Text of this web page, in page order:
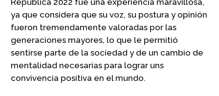
ya que considera que su voz, su postura y opinión
fueron tremendamente valoradas por las
generaciones mayores, lo que le permitió
sentirse parte de la sociedad y de un cambio de
mentalidad necesarias para lograr uns
convivencia positiva en el mundo.